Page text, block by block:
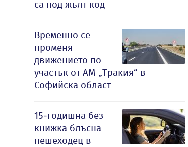
са под жълт код
Временно се
променя
движението по
участък от АМ „Тракия“ в
Софийска област
15-годишна без
книжка блъсна
пешеходец в